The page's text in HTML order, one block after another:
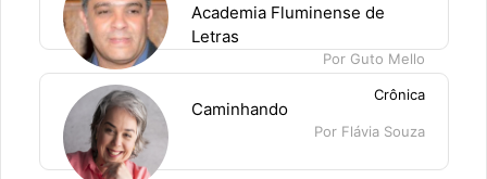
Academia Fluminense de
Letras
Por Guto Mello
Crônica
Caminhando
Por Flávia Souza